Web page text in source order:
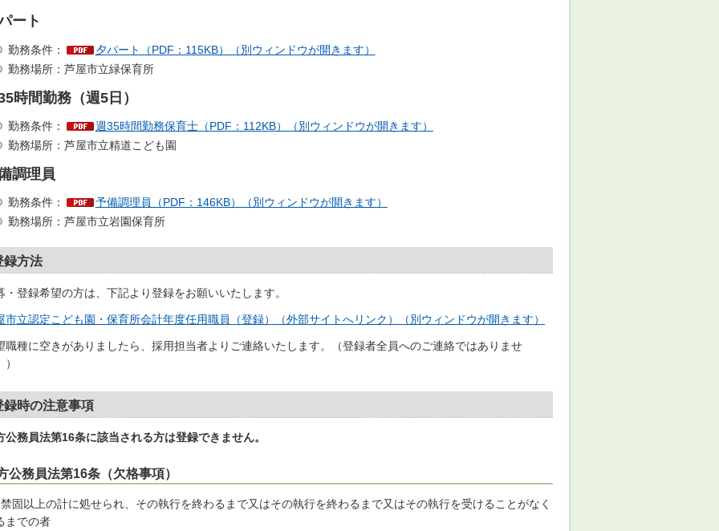
ート
勤務条件：
夕パート（PDF：115KB）（別ウィンドウが開きます）
勤務場所：芦屋市立緑保育所
時間勤務（週5日）
勤務条件：
週35時間勤務保育士（PDF：112KB）（別ウィンドウが開きます）
勤務場所：芦屋市立精道こども園
調理員
勤務条件：
予備調理員（PDF：146KB）（別ウィンドウが開きます）
勤務場所：芦屋市立岩園保育所
録方法
・登録希望の方は、下記より登録をお願いいたします。
市立認定こども園・保育所会計年度任用職員（登録）（外部サイトへリンク）（別ウィンドウが開きます）
職種に空きがありましたら、採用担当者よりご連絡いたします。（登録者全員へのご連絡ではありませ
録時の注意事項
公務員法第16条に該当される方は登録できません。
公務員法第16条（欠格事項）
固以上の計に処せられ、その執行を終わるまで又はその執行を終わるまで又はその執行を受けることがなく
までの者